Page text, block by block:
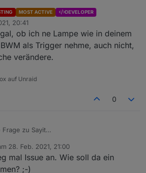
auf den State an.
MOST ACTIVE DEVELOPER
20:41
ob ich ne Lampe wie in deinem
als Trigger nehme, auch nicht,
verändere.
auf Unraid
0
generelle Frage zu Sayit
mal so hinterlegt, mit dem Text
erkannt"
28. Feb. 2021, 21:00
von
mal Issue an. Wie soll da ein
;-)